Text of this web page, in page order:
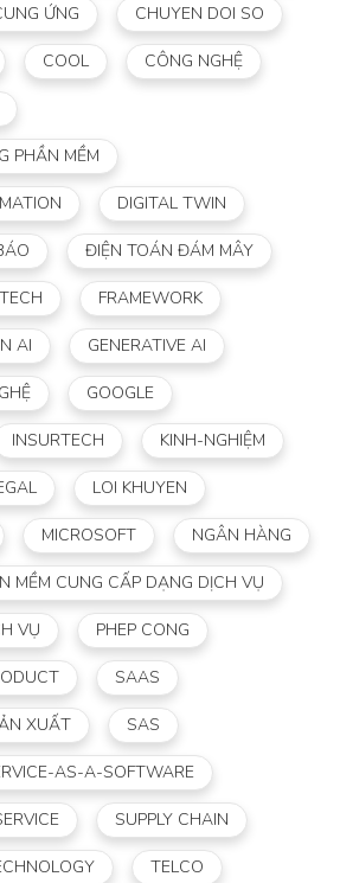
ỨNG CHUYEN DOI SO
COOL CÔNG NGHỆ
PHẦN MỀM
DIGITAL TWIN
ĐIỆN TOÁN ĐÁM MÂY
FRAMEWORK
AI GENERATIVE AI
GOOGLE
INSURTECH KINH-NGHIỆM
LOI KHUYEN
MICROSOFT NGÂN HÀNG
MỀM CUNG CẤP DẠNG DỊCH VỤ
VỤ PHEP CONG
SAAS
XUẤT SAS
AS-A-SOFTWARE
SUPPLY CHAIN
TELCO